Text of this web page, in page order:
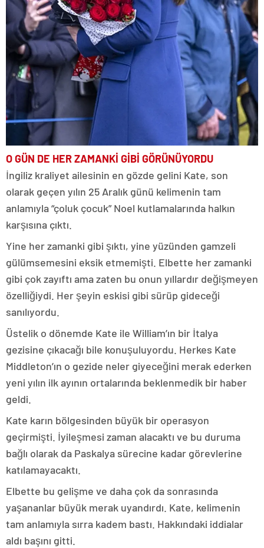
O GÜN DE HER ZAMANKİ GİBİ GÖRÜNÜYORDU
İngiliz kraliyet ailesinin en gözde gelini Kate, son
olarak geçen yılın 25 Aralık günü kelimenin tam
anlamıyla “çoluk çocuk” Noel kutlamalarında halkın
karşısına çıktı.
Yine her zamanki gibi şıktı, yine yüzünden gamzeli
gülümsemesini eksik etmemişti. Elbette her zamanki
gibi çok zayıftı ama zaten bu onun yıllardır değişmeyen
özelliğiydi. Her şeyin eskisi gibi sürüp gideceği
sanılıyordu.
Üstelik o dönemde Kate ile William’ın bir İtalya
gezisine çıkacağı bile konuşuluyordu. Herkes Kate
Middleton’ın o gezide neler giyeceğini merak ederken
yeni yılın ilk ayının ortalarında beklenmedik bir haber
geldi.
Kate karın bölgesinden büyük bir operasyon
geçirmişti. İyileşmesi zaman alacaktı ve bu duruma
bağlı olarak da Paskalya sürecine kadar görevlerine
katılamayacaktı.
Elbette bu gelişme ve daha çok da sonrasında
yaşananlar büyük merak uyandırdı. Kate, kelimenin
tam anlamıyla sırra kadem bastı. Hakkındaki iddialar
aldı başını gitti.